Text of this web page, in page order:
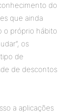
do
que ainda
o próprio hábito
os
de
de descontos
a aplicações